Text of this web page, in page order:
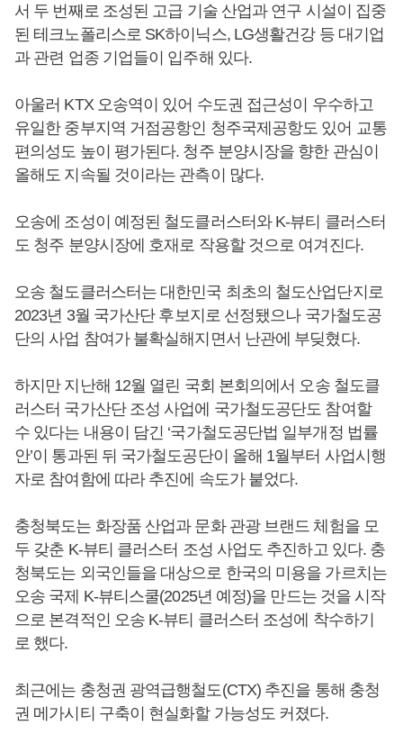
서 두 번째로 조성된 고급 기술 산업과 연구 시설이 집중
된 테크노폴리스로 SK하이닉스, LG생활건강 등 대기업
과 관련 업종 기업들이 입주해 있다.
아울러 KTX 오송역이 있어 수도권 접근성이 우수하고
유일한 중부지역 거점공항인 청주국제공항도 있어 교통
편의성도 높이 평가된다. 청주 분양시장을 향한 관심이
올해도 지속될 것이라는 관측이 많다.
오송에 조성이 예정된 철도클러스터와 K-뷰티 클러스터
도 청주 분양시장에 호재로 작용할 것으로 여겨진다.
오송 철도클러스터는 대한민국 최초의 철도산업단지로
2023년 3월 국가산단 후보지로 선정됐으나 국가철도공
단의 사업 참여가 불확실해지면서 난관에 부딪혔다.
하지만 지난해 12월 열린 국회 본회의에서 오송 철도클
러스터 국가산단 조성 사업에 국가철도공단도 참여할
수 있다는 내용이 담긴 ‘국가철도공단법 일부개정 법률
안’이 통과된 뒤 국가철도공단이 올해 1월부터 사업시행
자로 참여함에 따라 추진에 속도가 붙었다.
충청북도는 화장품 산업과 문화 관광 브랜드 체험을 모
두 갖춘 K-뷰티 클러스터 조성 사업도 추진하고 있다. 충
청북도는 외국인들을 대상으로 한국의 미용을 가르치는
오송 국제 K-뷰티스쿨(2025년 예정)을 만드는 것을 시작
으로 본격적인 오송 K-뷰티 클러스터 조성에 착수하기
로 했다.
최근에는 충청권 광역급행철도(CTX) 추진을 통해 충청
권 메가시티 구축이 현실화할 가능성도 커졌다.